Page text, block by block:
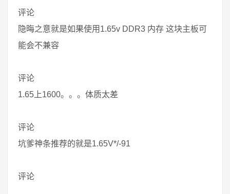
评论
隐晦之意就是如果使用1.65v DDR3 内存 这块主板可
能会不兼容
评论
1.65上1600。。。体质太差
评论
坑爹神条推荐的就是1.65V*/-91
评论